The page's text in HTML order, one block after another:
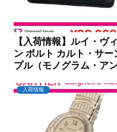
【入荷情報】ルイ・ヴ
ン ポルト カルト・サー
プル（モノグラム・ア
｜ダイヤモンドセブン
入荷情報